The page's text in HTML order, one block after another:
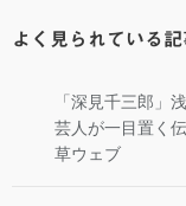
よく見られている記
「深見千三郎」
芸人が一目置く
草ウェブ